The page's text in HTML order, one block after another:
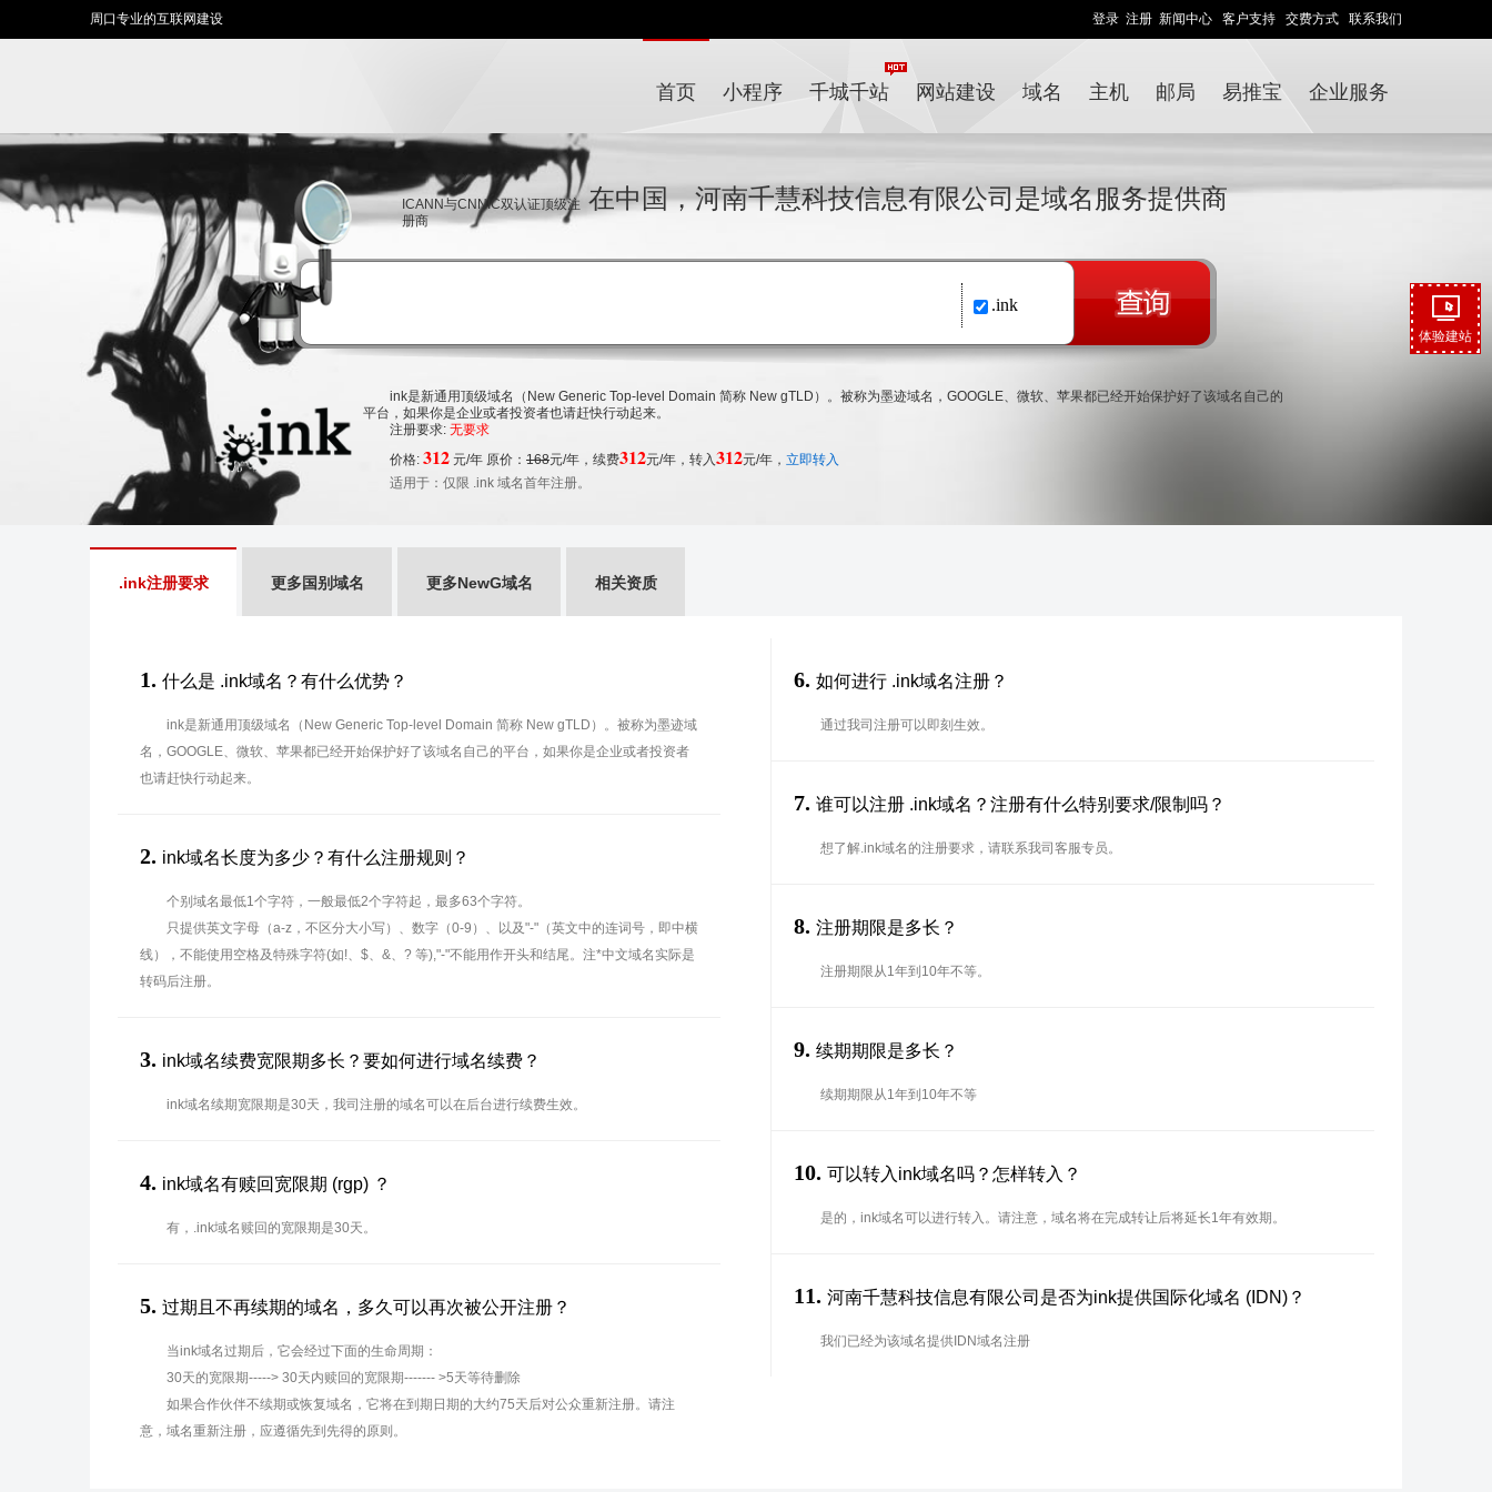
周口专业的互联网建设 登录 注册 新闻中心 客户支持 交费方式 联系我们
首页 小程序 千城千站 网站建设 域名 主机 邮局 易推宝 企业服务
ICANN与CNNIC双认证顶级注
册商
在中国，河南千慧科技信息有限公司是域名服务提供商
.ink
ink是新通用顶级域名（New Generic Top-level Domain 简称 New gTLD）。被称为墨迹域名，GOOGLE、微软、苹果都已经开始保护好了该域名自己的
平台，如果你是企业或者投资者也请赶快行动起来。
注册要求: 无要求
价格: 312 元/年 原价： 168元/年，续费312元/年，转入312元/年， 立即转入
适用于：仅限 .ink 域名首年注册。
.ink注册要求 更多国别域名 更多NewG域名 相关资质
1. 什么是 .ink域名？有什么优势？
ink是新通用顶级域名（New Generic Top-level Domain 简称 New gTLD）。被称为墨迹域
名，GOOGLE、微软、苹果都已经开始保护好了该域名自己的平台，如果你是企业或者投资者
也请赶快行动起来。
2. ink域名长度为多少？有什么注册规则？
个别域名最低1个字符，一般最低2个字符起，最多63个字符。
只提供英文字母（a-z，不区分大小写）、数字（0-9）、以及"-"（英文中的连词号，即中横
线），不能使用空格及特殊字符(如!、$、&、? 等),"-"不能用作开头和结尾。注*中文域名实际是
转码后注册。
3. ink域名续费宽限期多长？要如何进行域名续费？
ink域名续期宽限期是30天，我司注册的域名可以在后台进行续费生效。
4. ink域名有赎回宽限期 (rgp) ？
有，.ink域名赎回的宽限期是30天。
5. 过期且不再续期的域名，多久可以再次被公开注册？
当ink域名过期后，它会经过下面的生命周期：
30天的宽限期-----> 30天内赎回的宽限期------- >5天等待删除
如果合作伙伴不续期或恢复域名，它将在到期日期的大约75天后对公众重新注册。请注
意，域名重新注册，应遵循先到先得的原则。
6. 如何进行 .ink域名注册？
通过我司注册可以即刻生效。
7. 谁可以注册 .ink域名？注册有什么特别要求/限制吗？
想了解.ink域名的注册要求，请联系我司客服专员。
8. 注册期限是多长？
注册期限从1年到10年不等。
9. 续期期限是多长？
续期期限从1年到10年不等
10. 可以转入ink域名吗？怎样转入？
是的，ink域名可以进行转入。请注意，域名将在完成转让后将延长1年有效期。
11. 河南千慧科技信息有限公司是否为ink提供国际化域名 (IDN)？
我们已经为该域名提供IDN域名注册
体验建站